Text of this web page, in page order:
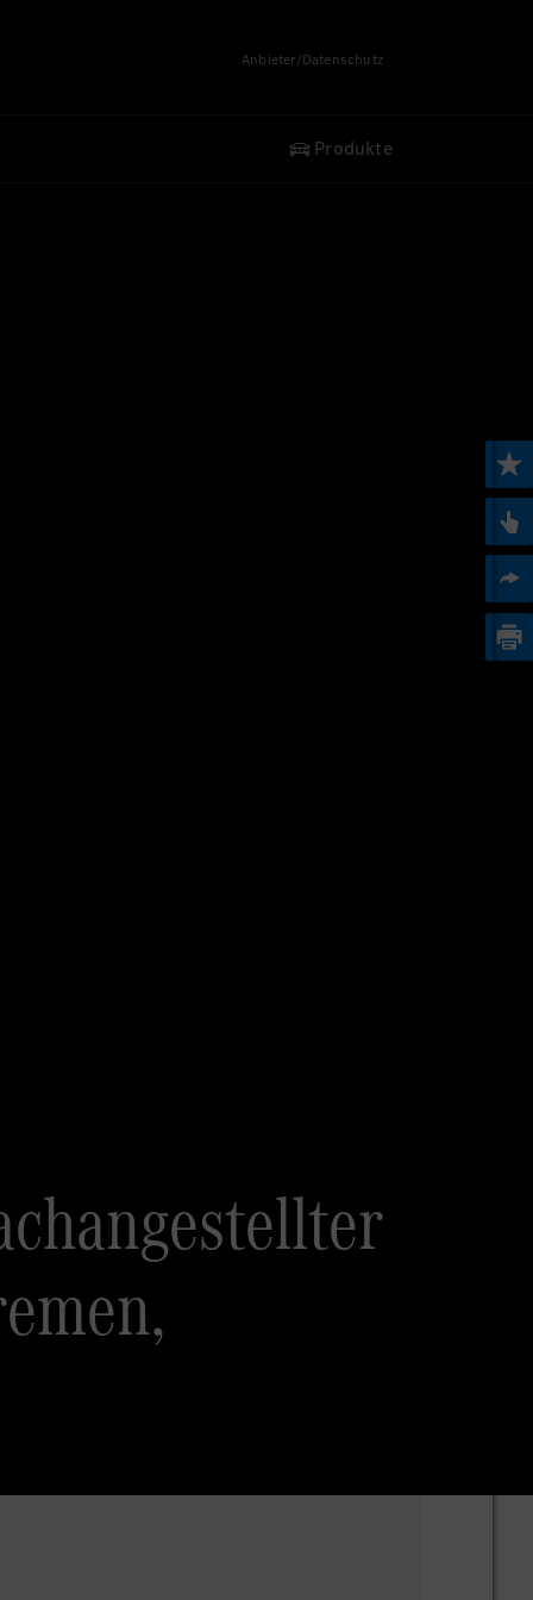
Anbieter/Datenschutz
Produkte